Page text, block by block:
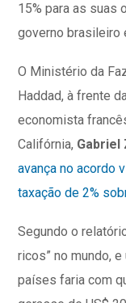
15% para as suas
governo brasileiro
O Ministério da
Haddad, à frente
economista
Califórnia, Gabriel
avança no acordo
taxação de 2%
Segundo o
ricos” no mundo,
países faria com